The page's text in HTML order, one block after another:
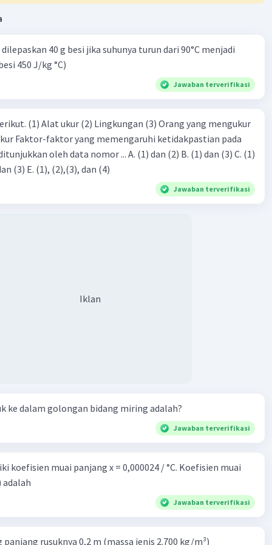
mengenai pernyataan-pernyataan tersebut:
pertama menyatakan bahwa gelombang P dan Q
yang sama, tetapi gelombang P memiliki
memiliki jumlah getaran yang sama dalam satu
tetapi gelombang P memiliki tingkat kekuatan atau
lebih tinggi karena amplitudonya yang lebih besar.
pernyataan tersebut benar.
kedua menyatakan bahwa gelombang Q dan R
frekuensi yang tetap, tetapi amplitudo yang berubah.
frekuensi gelombang T tetap konstan, tetapi
kelima menyatakan bahwa gelombang yang memiliki
40 g besi jika suhunya turun dari 90°C menjadi
450 J/kg °C)
Jawaban terverifikasi
(1) Alat ukur (2) Lingkungan (3) Orang yang mengukur
Faktor-faktor yang memengaruhi ketidakpastian pada
data nomor ... A. (1) dan (2) B. (1) dan (3) C. (1)
dan (4) D. (1), (2), dan (3) E. (1), (2),(3), dan (4)
Jawaban terverifikasi
Iklan
ke dalam golongan bidang miring adalah?
Jawaban terverifikasi
koefisien muai panjang x = 0,000024 / °C. Koefisien muai
adalah
Jawaban terverifikasi
panjang rusuknya 0,2 m (massa jenis 2.700 kg/m³)